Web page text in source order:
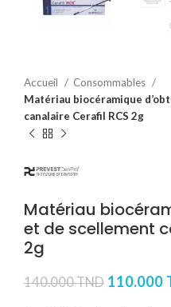
Accueil
Consommables
Matériau biocéramique
canalaire Cerafil RCS 2g
Matériau
et de scellement
2g
140.000TND 110.000